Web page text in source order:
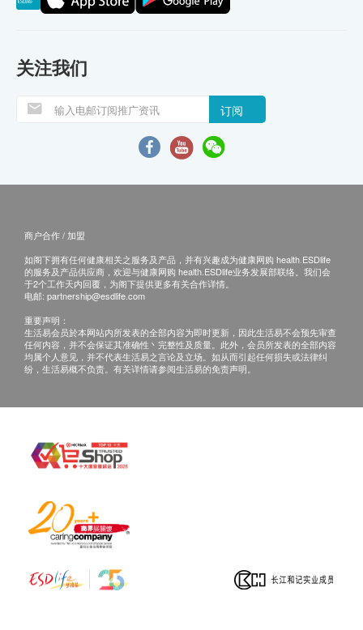
关注我们
订阅
商户合作 / 加盟
如阁下拥有任何健康相关之服务及产品，并有兴趣成为健康网购 health.ESDlife
的服务及产品供应商，欢迎与健康网购 health.ESDlife业务发展部联络。我们会
于2个工作天内回覆，为阁下提供更多有关合作详情。
电邮: partnership@esdlife.com
重要声明：
生活易会员於本网站内所发表的全部内容为即时更新，因此生活易不会预先审查
任何内容，并不会保证其准确性丶完整性及质量。此外，会员所发表的全部内容
均属个人意见，并不代表生活易之言论及立场。如从而引起任何损失或法律纠
纷，生活易概不负责。有关详情请参阅生活易的免责声明。